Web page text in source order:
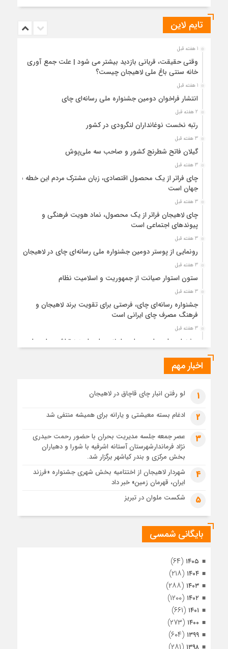
تایم لاین
1 هفته قبل
وقتی حقیقت، قربانی بازدید بیشتر می شود | علت جمع آوری
خانه سنتی باغ ملی لاهیجان چیست؟
1 هفته قبل
انتشار فراخوان دومین جشنواره ملی رسانه‌ای چای
2 هفته قبل
رتبه نخست نوغانداران لنگرودی در کشور
3 هفته قبل
گیلان فاتح شطرنج کشور و صاحب سه ملی‌پوش
3 هفته قبل
چای فراتر از یک محصول اقتصادی، زبان مشترک مردم این خطه با
جهان است
3 هفته قبل
چای لاهیجان فراتر از یک محصول، نماد هویت فرهنگی و
پیوندهای اجتماعی است
3 هفته قبل
رونمایی از پوستر دومین جشنواره ملی رسانه‌ای چای در لاهیجان
3 هفته قبل
ستون استوار صیانت از جمهوریت و اسلامیت نظام
3 هفته قبل
جشنواره رسانه‌ای چای، فرصتی برای تقویت برند لاهیجان و
فرهنگ مصرف چای ایرانی است
3 هفته قبل
جشنواره ملی چای، حمایت از لاهیجان یا هزینه‌تراشی برای چای
1 ماه قبل
1 ماه قبل
رئوف
تصاویر هوایی مراسم تشییع پیکر مطهر آقای شهید ایران – مشهد
مراسم تشییع پیکر مطهر آقای شهید ایران – مشهد
تصاویری از تراکم جمعیت حاضر در میدان ثورهالعشرین نجف
اشرف
اخبار مهم
1 لو رفتن انبار چای قاچاق در لاهیجان
2 ادغام بسته معیشتی و یارانه برای همیشه منتفی شد
3
عصر جمعه جلسه مدیریت بحران با حضور رحمت حیدری
نژاد فرماندارشهرستان آستانه اشرفیه با شورا و دهیاران
بخش مرکزی و بندر کیاشهر برگزار شد.
4
شهردار لاهیجان از اختتامیه بخش شهری جشنواره «فرزند
ایران، قهرمان زمین» خبر داد
5 شکست ملوان در تبریز
بایگانی شمسی
۱۴۰۵ (۶۴)
۱۴۰۴ (۲۱۸)
۱۴۰۳ (۲۸۸)
۱۴۰۲ (۱۲۰۰)
۱۴۰۱ (۶۶۱)
۱۴۰۰ (۲۷۳)
۱۳۹۹ (۶۰۴)